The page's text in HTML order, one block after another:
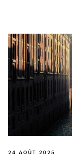
24 AOÛT 2025